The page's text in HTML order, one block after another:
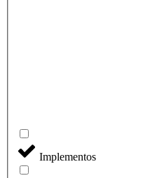
Implementos